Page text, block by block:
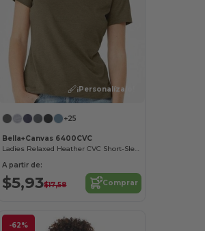
¡Personalízalo!
+25
Bella+Canvas 6400CVC
Ladies Relaxed Heather CVC Short-Sleeve T-Shirt
A partir de:
$5,93$17,58 Comprar
-62%